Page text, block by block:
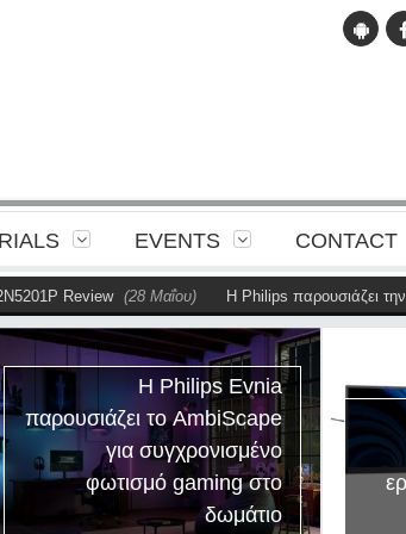
EVENTS CONTACT
Review (28 Μαΐου) Η Philips παρουσιάζει την
Η Philips Evnia
παρουσιάζει το AmbiScape
για συγχρονισμένο
φωτισμό gaming στο
δωμάτιο